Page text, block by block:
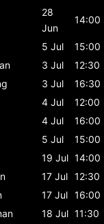
28
Jun
14:00
5 Jul
15:00
3 Jul
12:30
3 Jul
16:30
4 Jul
12:00
4 Jul
16:00
5 Jul
15:00
19 Jul 14:00
17 Jul 12:30
17 Jul 16:00
18 Jul 11:30